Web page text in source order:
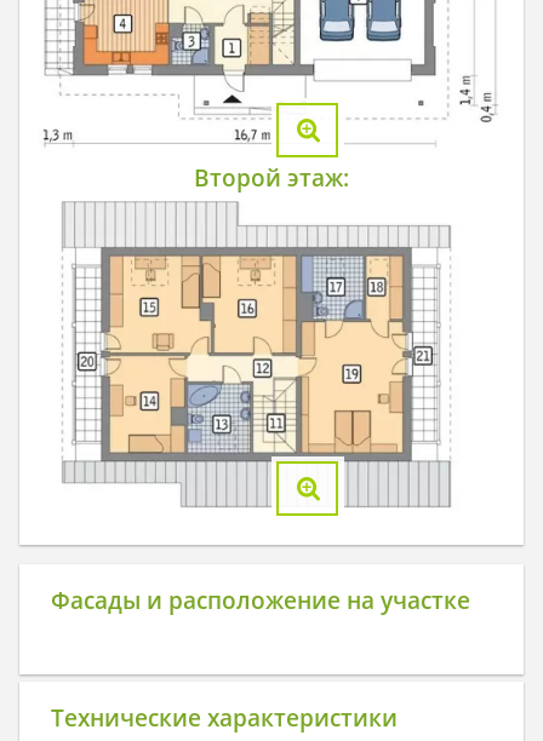
Второй этаж:
Фасады и расположение на участке
Технические характеристики